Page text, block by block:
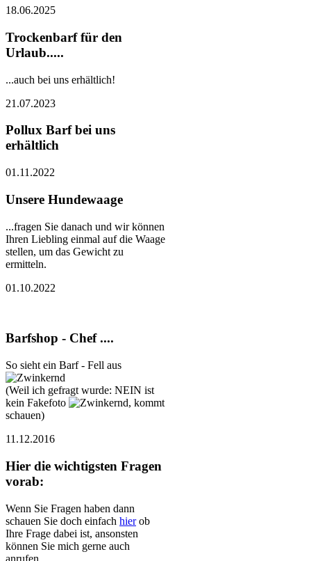
18.06.2025
Trockenbarf für den
Urlaub.....
...auch bei uns erhältlich!
21.07.2023
Pollux Barf bei uns
erhältlich
01.11.2022
Unsere Hundewaage
...fragen Sie danach und wir können
Ihren Liebling einmal auf die Waage
stellen, um das Gewicht zu
ermitteln.
01.10.2022
Barfshop - Chef ....
So sieht ein Barf - Fell aus
(Weil ich gefragt wurde: NEIN ist
kein Fakefoto
, kommt
schauen)
11.12.2016
Hier die wichtigsten Fragen
vorab:
Wenn Sie Fragen haben dann
schauen Sie doch einfach hierob
Ihre Frage dabei ist, ansonsten
können Sie mich gerne auch
anrufen.